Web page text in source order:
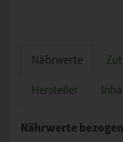
Nährwerte
Hersteller
Nährwerte